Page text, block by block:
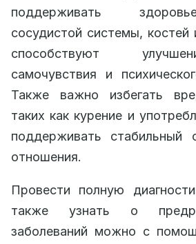
поддерживать
сосудистой системы,
способствуют
самочувствия и
Также важно избегать
таких как курение и
поддерживать стабильный
отношения.
Провести полную
также узнать о
заболеваний можно с